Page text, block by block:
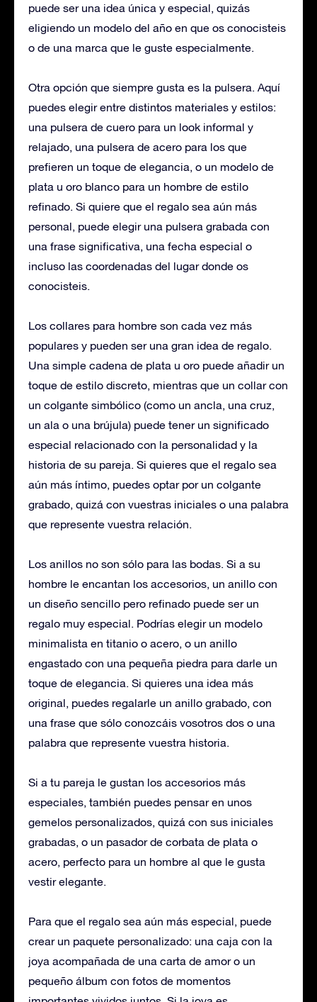
puede ser una idea única y especial, quizás
eligiendo un modelo del año en que os conocisteis
o de una marca que le guste especialmente.
Otra opción que siempre gusta es la pulsera. Aquí
puedes elegir entre distintos materiales y estilos:
una pulsera de cuero para un look informal y
relajado, una pulsera de acero para los que
prefieren un toque de elegancia, o un modelo de
plata u oro blanco para un hombre de estilo
refinado. Si quiere que el regalo sea aún más
personal, puede elegir una pulsera grabada con
una frase significativa, una fecha especial o
incluso las coordenadas del lugar donde os
conocisteis.
Los collares para hombre son cada vez más
populares y pueden ser una gran idea de regalo.
Una simple cadena de plata u oro puede añadir un
toque de estilo discreto, mientras que un collar con
un colgante simbólico (como un ancla, una cruz,
un ala o una brújula) puede tener un significado
especial relacionado con la personalidad y la
historia de su pareja. Si quieres que el regalo sea
aún más íntimo, puedes optar por un colgante
grabado, quizá con vuestras iniciales o una palabra
que represente vuestra relación.
Los anillos no son sólo para las bodas. Si a su
hombre le encantan los accesorios, un anillo con
un diseño sencillo pero refinado puede ser un
regalo muy especial. Podrías elegir un modelo
minimalista en titanio o acero, o un anillo
engastado con una pequeña piedra para darle un
toque de elegancia. Si quieres una idea más
original, puedes regalarle un anillo grabado, con
una frase que sólo conozcáis vosotros dos o una
palabra que represente vuestra historia.
Si a tu pareja le gustan los accesorios más
especiales, también puedes pensar en unos
gemelos personalizados, quizá con sus iniciales
grabadas, o un pasador de corbata de plata o
acero, perfecto para un hombre al que le gusta
vestir elegante.
Para que el regalo sea aún más especial, puede
crear un paquete personalizado: una caja con la
joya acompañada de una carta de amor o un
pequeño álbum con fotos de momentos